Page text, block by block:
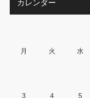
カレンダー
月 火 水
3 4 5